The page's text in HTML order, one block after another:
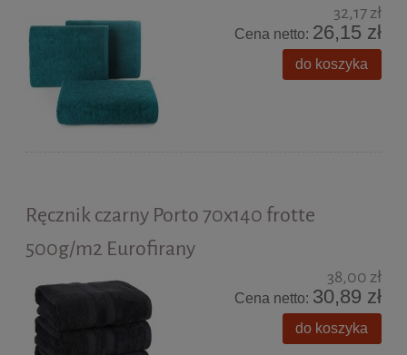
32,17 zł
Cena netto: 26,15 zł
do koszyka
Ręcznik czarny Porto 70x140 frotte
500g/m2 Eurofirany
38,00 zł
Cena netto: 30,89 zł
do koszyka